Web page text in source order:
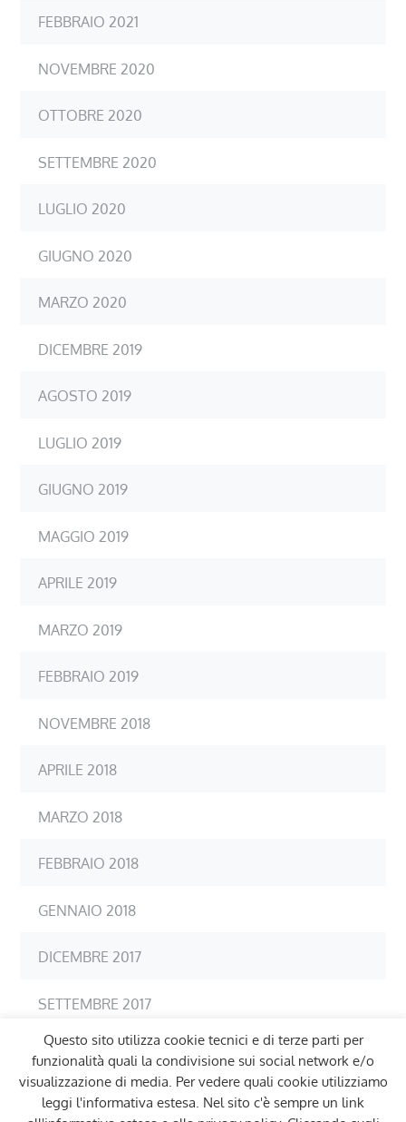
FEBBRAIO 2021
NOVEMBRE 2020
OTTOBRE 2020
SETTEMBRE 2020
LUGLIO 2020
GIUGNO 2020
MARZO 2020
DICEMBRE 2019
AGOSTO 2019
LUGLIO 2019
GIUGNO 2019
MAGGIO 2019
APRILE 2019
MARZO 2019
FEBBRAIO 2019
NOVEMBRE 2018
APRILE 2018
MARZO 2018
FEBBRAIO 2018
GENNAIO 2018
DICEMBRE 2017
SETTEMBRE 2017
LUGLIO 2017
Questo sito utilizza cookie tecnici e di terze parti per
funzionalità quali la condivisione sui social network e/o
visualizzazione di media. Per vedere quali cookie utilizziamo
leggi l'informativa estesa. Nel sito c'è sempre un link